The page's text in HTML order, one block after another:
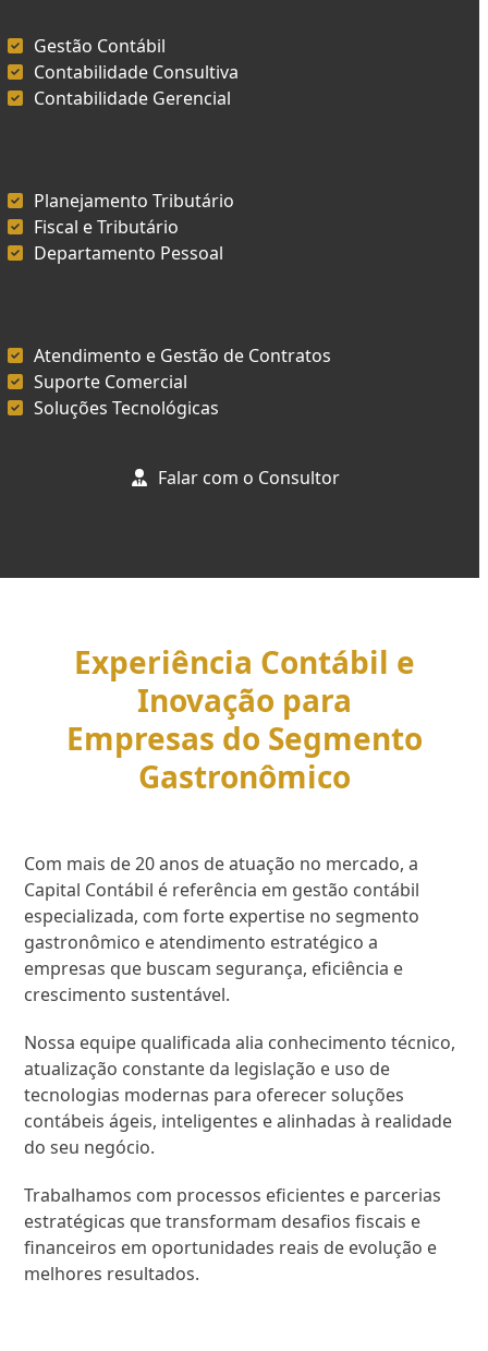
Gestão Contábil
Contabilidade Consultiva
Contabilidade Gerencial
Planejamento Tributário
Fiscal e Tributário
Departamento Pessoal
Atendimento e Gestão de Contratos
Suporte Comercial
Soluções Tecnológicas
Falar com o Consultor
Experiência Contábil e
Inovação para
Empresas do Segmento
Gastronômico
Com mais de 20 anos de atuação no mercado, a
Capital Contábil é referência em gestão contábil
especializada, com forte expertise no segmento
gastronômico e atendimento estratégico a
empresas que buscam segurança, eficiência e
crescimento sustentável.
Nossa equipe qualificada alia conhecimento técnico,
atualização constante da legislação e uso de
tecnologias modernas para oferecer soluções
contábeis ágeis, inteligentes e alinhadas à realidade
do seu negócio.
Trabalhamos com processos eficientes e parcerias
estratégicas que transformam desafios fiscais e
financeiros em oportunidades reais de evolução e
melhores resultados.